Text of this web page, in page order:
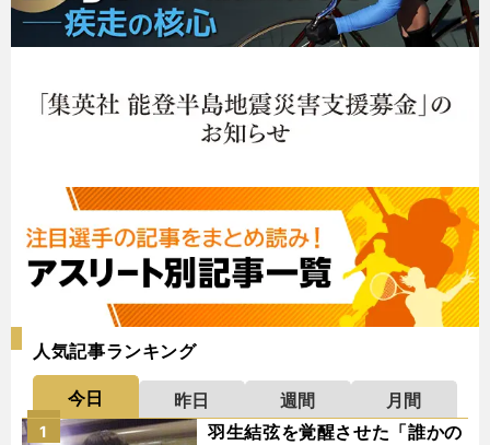
人気記事ランキング
今日 昨日 週間
月間
羽生結弦を覚醒させた「誰かの
1